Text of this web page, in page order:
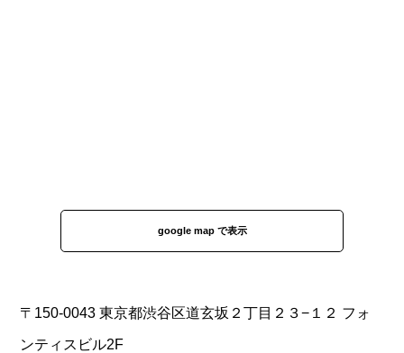
google map で表示
〒150-0043 東京都渋谷区道玄坂２丁目２３−１２ フォ
ンティスビル2F